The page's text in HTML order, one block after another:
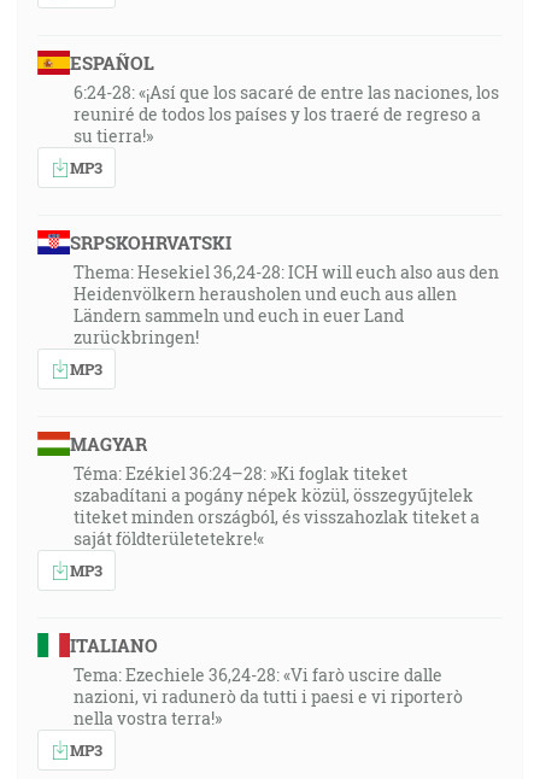
nech sa stane tvoja vôľa! [Mt 26:42]
55:46
A pravda niktoré káznenie, keď je prítomné, nevidí sa
byť radostným, lež smutným; ale pozdejšie pokojným
ovocím spravedlivosti odpláca tým, ktorí ním boli
vycvičení. [Žd 12:11]
56:33
Ktorý vo dňoch svojho ľudského tela so silným
krikom a so slzami obeťou doniesol prosby a úpenlivé
modlitby k tomu, ktorý ho mohol zachrániť od smrti, a
bol vyslyšaný pre svoju bohabojnosť, on, hoci bol Syn,
naučil sa poslušnosti z toho, čo trpel, a súc
pôvodcom večného spasenia nazvaný súc od Boha
veľkňazom podľa poriadku Melchisedechovho … [Žd
5:7-10]
59:31
Ešte ste sa nesprotivili až do krvi v borbe proti
hovorí jako synom: Môj synu, nepohŕdaj kázňou
Pánovou ani neumdlievaj, keď si ním káraný!? [Žd
12:4-5]
1:00:29
ESPAÑOL
6:24-28: «¡Así que los sacaré de entre las naciones, los
reuniré de todos los países y los traeré de regreso a
su tierra!»
MP3
SRPSKOHRVATSKI
Thema: Hesekiel 36,24-28: ICH will euch also aus den
Heidenvölkern herausholen und euch aus allen
Ländern sammeln und euch in euer Land
zurückbringen!
MP3
MAGYAR
Téma: Ezékiel 36:24–28: »Ki foglak titeket
szabadítani a pogány népek közül, összegyűjtelek
titeket minden országból, és visszahozlak titeket a
saját földterületetekre!«
MP3
ITALIANO
Tema: Ezechiele 36,24-28: «Vi farò uscire dalle
nazioni, vi radunerò da tutti i paesi e vi riporterò
nella vostra terra!»
MP3